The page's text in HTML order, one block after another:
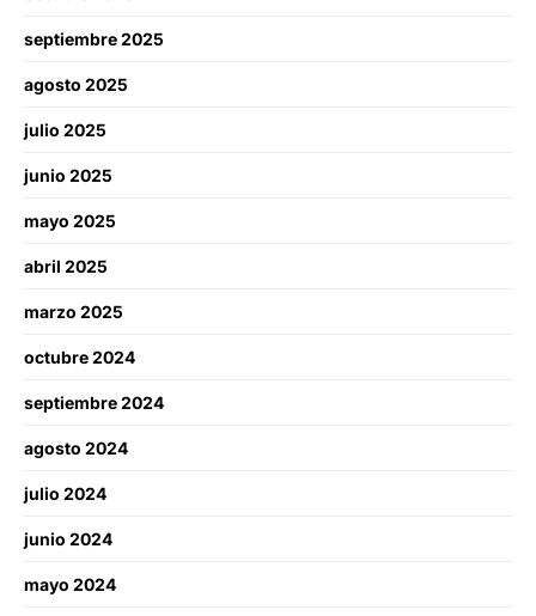
septiembre 2025
agosto 2025
julio 2025
junio 2025
mayo 2025
abril 2025
marzo 2025
octubre 2024
septiembre 2024
agosto 2024
julio 2024
junio 2024
mayo 2024